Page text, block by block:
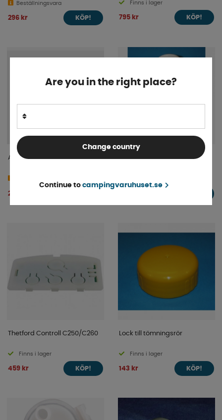
Beställningsvara
296 kr KÖP!
Finns i lager
795 kr KÖP!
Anti Glid Till Clesana Toalett
239 kr
Bälgpump till Portta-Potti
Thetford Controll C250/C260
Finns i lager
459 kr KÖP!
Lock till tömningsrör
Finns i lager
143 kr KÖP!
Are you in the right place?
Change country
Continue to campingvaruhuset.se